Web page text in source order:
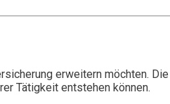
erweitern möchten.
Tätigkeit entstehen können.